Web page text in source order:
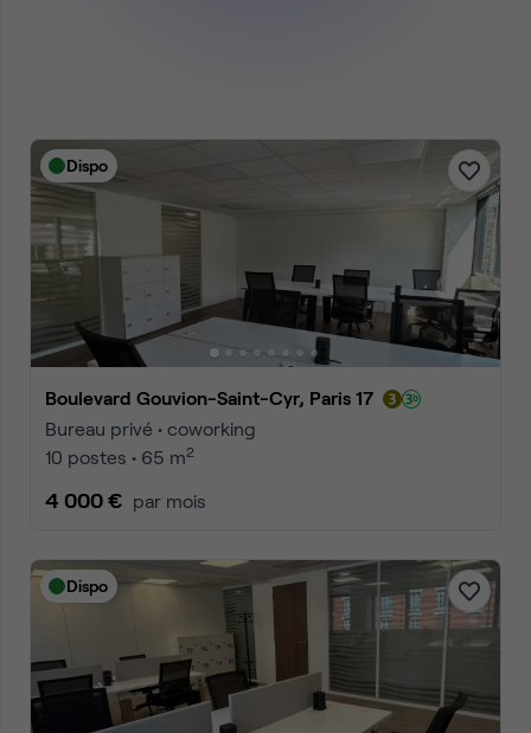
Dispo
Boulevard Gouvion-Saint-Cyr, Paris 17
Bureau privé • coworking
10 postes • 65 m2
4 000 € par mois
Dispo